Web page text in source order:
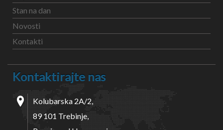
Stan na dan
Novosti
Kontakti
Kontaktirajte nas
Kolubarska 2A/2,
89 101 Trebinje,